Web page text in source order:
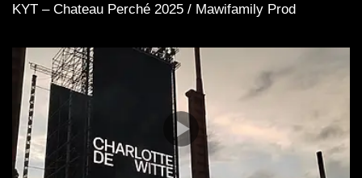
KYT – Chateau Perché 2025 / Mawifamily Prod